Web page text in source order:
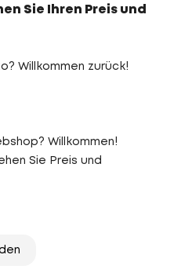
Sie Ihren Preis und
Willkommen zurück!
Willkommen!
Sie Preis und